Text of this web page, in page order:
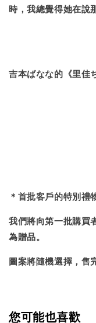
時，我總覺得她在說
吉本ばなな的《里佳
＊首批客戶的特別禮
我們將向第一批購買
為贈品。
圖案將隨機選擇，售
您可能也喜歡